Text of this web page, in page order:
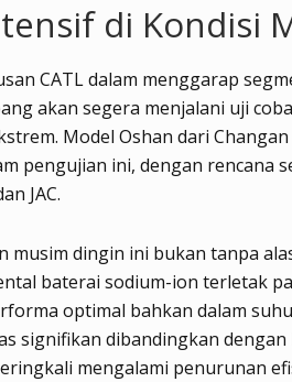
di Kondisi
CATL dalam menggarap
akan segera menjalani uji
Model Oshan dari
pengujian ini, dengan rencana
JAC.
musim dingin ini bukan tanpa
baterai sodium-ion terletak
optimal bahkan dalam
signifikan dibandingkan
mengalami penurunan